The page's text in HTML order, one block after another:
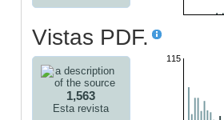
Vistas PDF.
1,563
Esta revista
115